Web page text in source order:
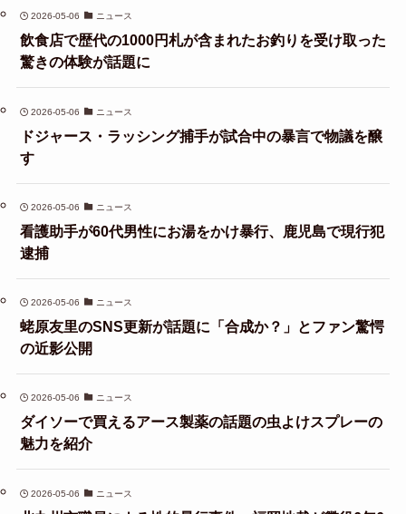
2026-05-06 ニュース
飲食店で歴代の1000円札が含まれたお釣りを受け取った
驚きの体験が話題に
2026-05-06 ニュース
ドジャース・ラッシング捕手が試合中の暴言で物議を醸
す
2026-05-06 ニュース
看護助手が60代男性にお湯をかけ暴行、鹿児島で現行犯
逮捕
2026-05-06 ニュース
蛯原友里のSNS更新が話題に「合成か？」とファン驚愕
の近影公開
2026-05-06 ニュース
ダイソーで買えるアース製薬の話題の虫よけスプレーの
魅力を紹介
2026-05-06 ニュース